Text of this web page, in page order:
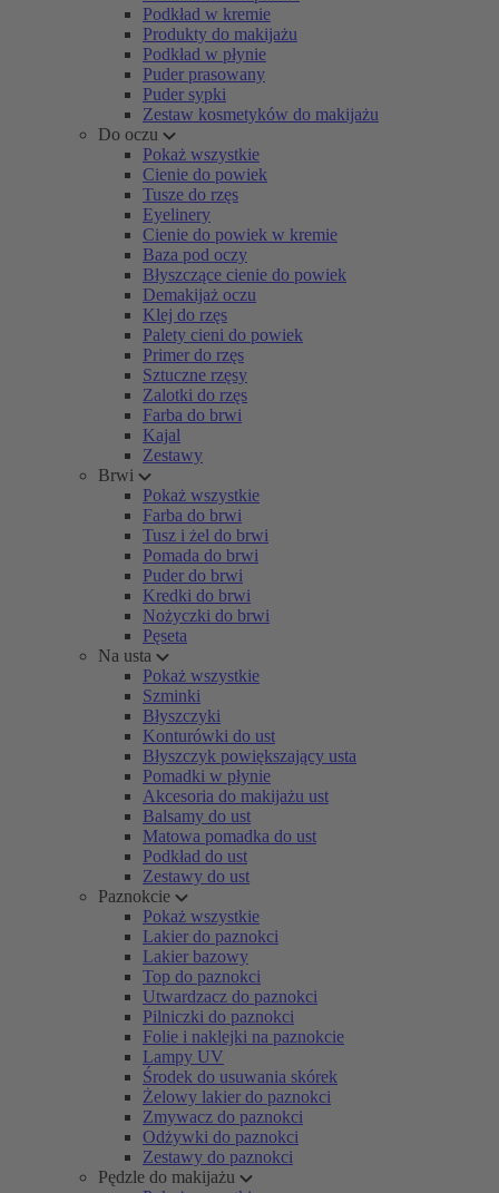
Podkład w kremie
Produkty do makijażu
Podkład w płynie
Puder prasowany
Puder sypki
Zestaw kosmetyków do makijażu
Do oczu
Pokaż wszystkie
Cienie do powiek
Tusze do rzęs
Eyelinery
Cienie do powiek w kremie
Baza pod oczy
Błyszczące cienie do powiek
Demakijaż oczu
Klej do rzęs
Palety cieni do powiek
Primer do rzęs
Sztuczne rzęsy
Zalotki do rzęs
Farba do brwi
Kajal
Zestawy
Brwi
Pokaż wszystkie
Farba do brwi
Tusz i żel do brwi
Pomada do brwi
Puder do brwi
Kredki do brwi
Nożyczki do brwi
Pęseta
Na usta
Pokaż wszystkie
Szminki
Błyszczyki
Konturówki do ust
Błyszczyk powiększający usta
Pomadki w płynie
Akcesoria do makijażu ust
Balsamy do ust
Matowa pomadka do ust
Podkład do ust
Zestawy do ust
Paznokcie
Pokaż wszystkie
Lakier do paznokci
Lakier bazowy
Top do paznokci
Utwardzacz do paznokci
Pilniczki do paznokci
Folie i naklejki na paznokcie
Lampy UV
Środek do usuwania skórek
Żelowy lakier do paznokci
Zmywacz do paznokci
Odżywki do paznokci
Zestawy do paznokci
Pędzle do makijażu